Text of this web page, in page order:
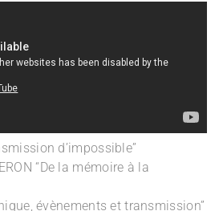
d’impossible”
“De la mémoire à la
évènements et transmission”